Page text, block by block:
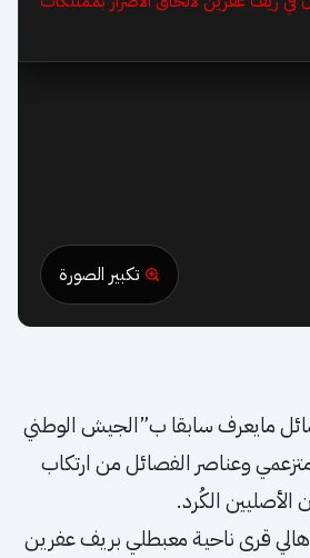
تكبير الصورة
مايعرف سابقا ب”الجيش الوطني
وعناصر الفصائل من ارتكاب
الكُرد.
قرى ناحية معبطلي بريف عفرين